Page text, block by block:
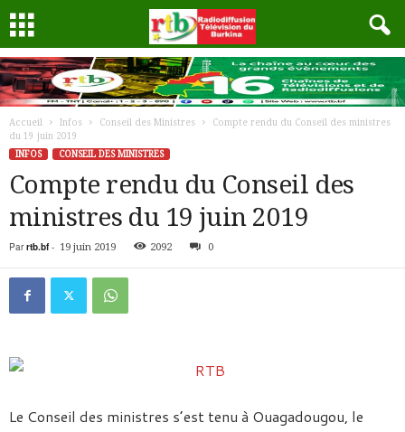
Accueil Infos Conseil des Ministres
Compte rendu du Conseil des ministres
du 19 juin 2019
INFOS
CONSEIL DES MINISTRES
Compte rendu du Conseil des
ministres du 19 juin 2019
Par rtb.bf- 19 juin 2019 2092 0
Le Conseil des ministres s’est tenu à Ouagadougou, le